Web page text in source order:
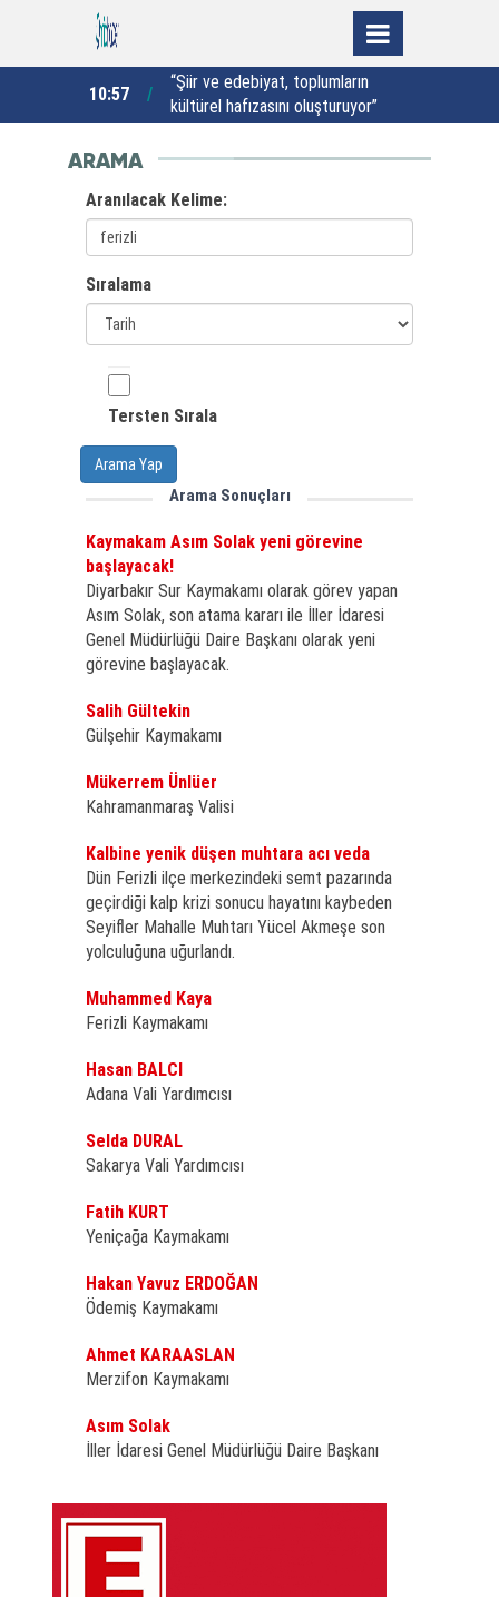
10:57
“Şiir ve edebiyat, toplumların
kültürel hafızasını oluşturuyor”
ARAMA
Aranılacak Kelime:
Sıralama
Tersten Sırala
Arama Yap
Arama Sonuçları
Kaymakam Asım Solak yeni görevine
başlayacak!
Diyarbakır Sur Kaymakamı olarak görev yapan
Asım Solak, son atama kararı ile İller İdaresi
Genel Müdürlüğü Daire Başkanı olarak yeni
görevine başlayacak.
Salih Gültekin
Gülşehir Kaymakamı
Mükerrem Ünlüer
Kahramanmaraş Valisi
Kalbine yenik düşen muhtara acı veda
Dün Ferizli ilçe merkezindeki semt pazarında
geçirdiği kalp krizi sonucu hayatını kaybeden
Seyifler Mahalle Muhtarı Yücel Akmeşe son
yolculuğuna uğurlandı.
Muhammed Kaya
Ferizli Kaymakamı
Hasan BALCI
Adana Vali Yardımcısı
Selda DURAL
Sakarya Vali Yardımcısı
Fatih KURT
Yeniçağa Kaymakamı
Hakan Yavuz ERDOĞAN
Ödemiş Kaymakamı
Ahmet KARAASLAN
Merzifon Kaymakamı
Asım Solak
İller İdaresi Genel Müdürlüğü Daire Başkanı